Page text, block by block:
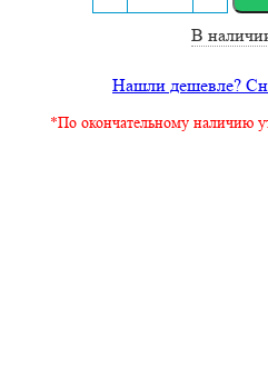
В
Нашли дешевле?
*По окончательному наличию